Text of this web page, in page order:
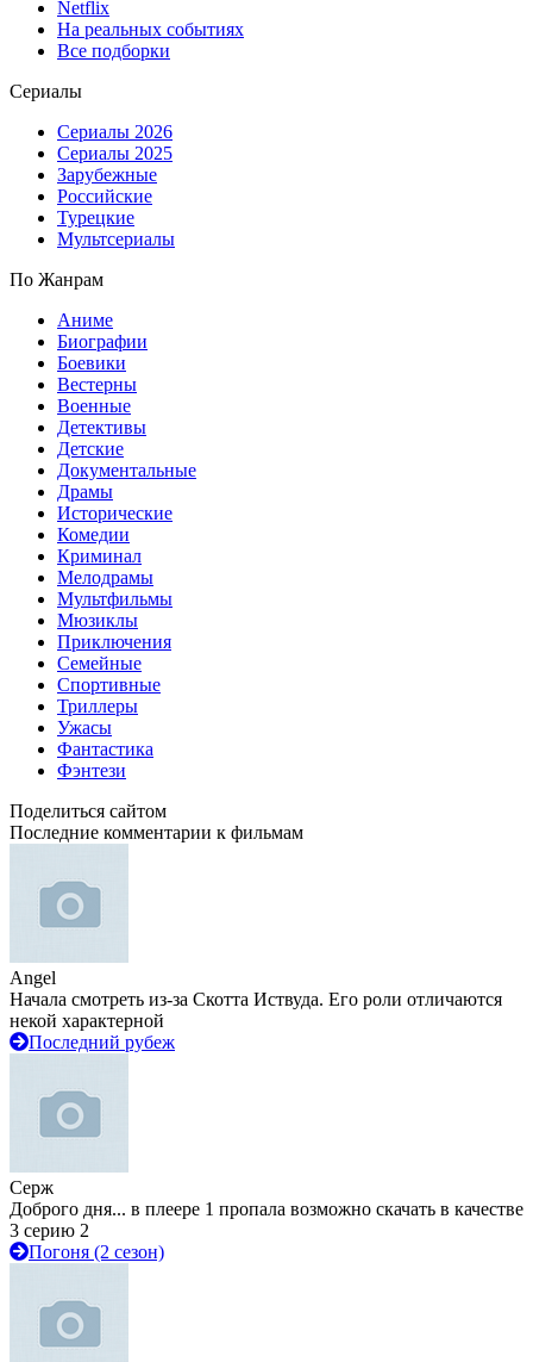
Netflix
На реальных событиях
Все подборки
Сериалы
Сериалы 2026
Сериалы 2025
Зарубежные
Российские
Турецкие
Мультсериалы
По Жанрам
Аниме
Биографии
Боевики
Вестерны
Военные
Детективы
Детские
Документальные
Драмы
Исторические
Комедии
Криминал
Мелодрамы
Мультфильмы
Мюзиклы
Приключения
Семейные
Спортивные
Триллеры
Ужасы
Фантастика
Фэнтези
Поделиться сайтом
Последние комментарии к фильмам
Angel
Начала смотреть из-за Скотта Иствуда. Его роли отличаются
некой характерной
Последний рубеж
Серж
Доброго дня... в плеере 1 пропала возможно скачать в качестве
3 серию 2
Погоня (2 сезон)